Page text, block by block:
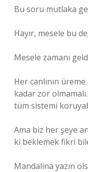
Bu soru mutlaka
Hayır, mesele bu
Mesele zamanı
Her canlının
kadar zor
tüm sistemi
Ama biz her şeye
ki beklemek fikri
Mandalina yazın